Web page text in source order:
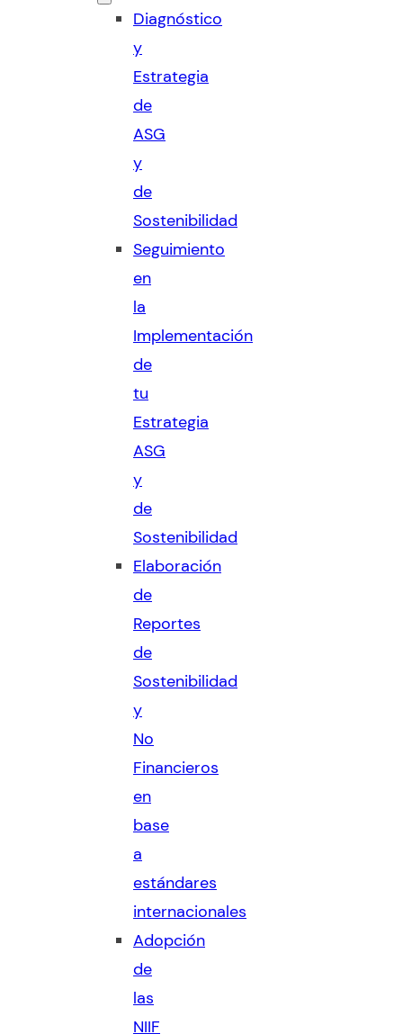
Diagnóstico
y
Estrategia
de
ASG
y
de
Sostenibilidad
Seguimiento
en
la
Implementación
de
tu
Estrategia
ASG
y
de
Sostenibilidad
Elaboración
de
Reportes
de
Sostenibilidad
y
No
Financieros
en
base
a
estándares
internacionales
Adopción
de
las
NIIF